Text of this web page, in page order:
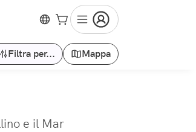
Filtra per... Mappa
e il Mar